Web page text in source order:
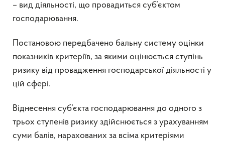
– вид діяльності, що провадиться суб’єктом
господарювання.
Постановою передбачено бальну систему оцінки
показників критеріїв, за якими оцінюється ступінь
ризику від провадження господарської діяльності у
цій сфері.
Віднесення суб’єкта господарювання до одного з
трьох ступенів ризику здійснюється з урахуванням
суми балів, нарахованих за всіма критеріями